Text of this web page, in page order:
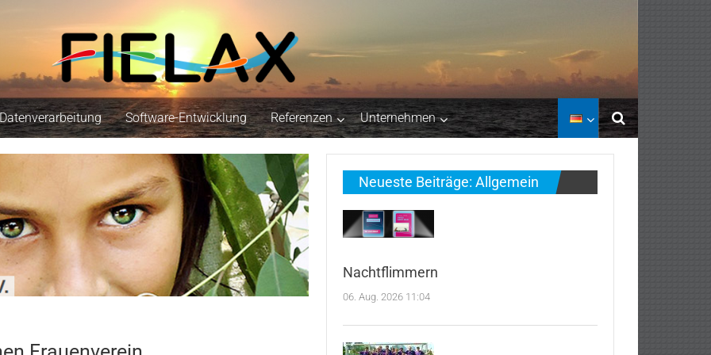
Datenverarbeitung Software-Entwicklung Referenzen Unternehmen
Neueste Beiträge: Allgemein
Nachtflimmern
06. Aug. 2026 11:04